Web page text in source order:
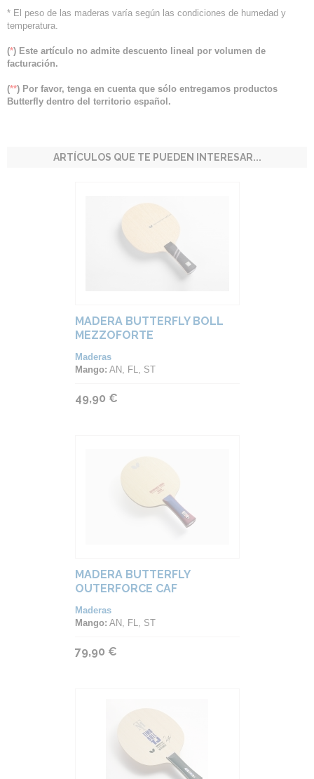
* El peso de las maderas varía según las condiciones de humedad y
temperatura.
(*) Este artículo no admite descuento lineal por volumen de
facturación.
(**) Por favor, tenga en cuenta que sólo entregamos productos
Butterfly dentro del territorio español.
ARTÍCULOS QUE TE PUEDEN INTERESAR...
MADERA BUTTERFLY BOLL
MEZZOFORTE
Maderas
Mango: AN, FL, ST
49,90 €
MADERA BUTTERFLY
OUTERFORCE CAF
Maderas
Mango: AN, FL, ST
79,90 €